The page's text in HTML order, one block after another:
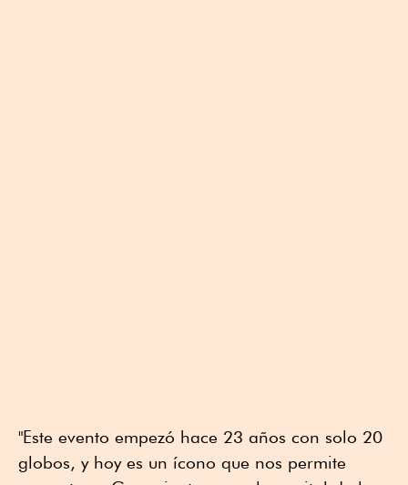
"Este evento empezó hace 23 años con solo 20
globos, y hoy es un ícono que nos permite